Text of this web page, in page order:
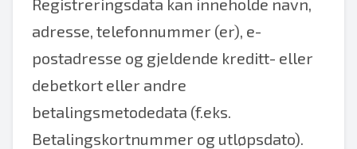
Registreringsdata kan inneholde navn,
adresse, telefonnummer (er), e-
postadresse og gjeldende kreditt- eller
debetkort eller andre
betalingsmetodedata (f.eks.
Betalingskortnummer og utløpsdato).